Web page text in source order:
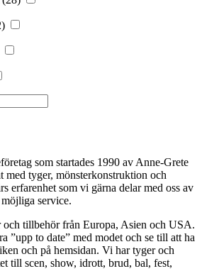
som startades 1990 av Anne-Grete
med tyger, mönsterkonstruktion och
erfarenhet som vi gärna delar med oss av
service.
tillbehör från Europa, Asien och USA.
”upp to date” med modet och se till att ha
och på hemsidan. Vi har tyger och
till scen, show, idrott, brud, bal, fest,